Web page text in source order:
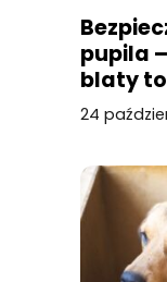
pupila
blaty
24